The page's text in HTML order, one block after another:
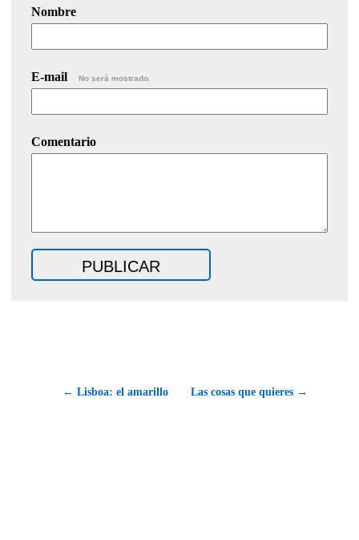
Nombre
E-mail No será mostrado.
Comentario
← Lisboa: el amarillo Las cosas que quieres →